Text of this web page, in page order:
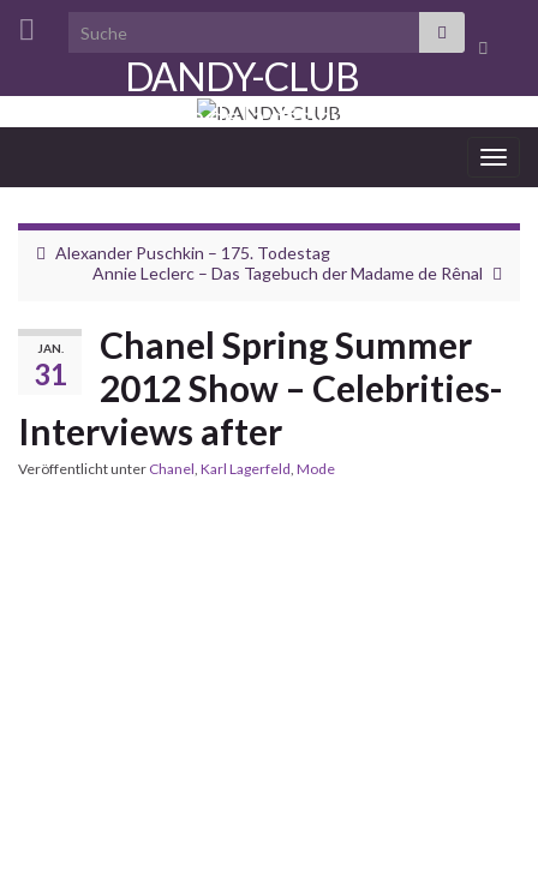
Search for:
DANDY-CLUB
aristocratie de la désinvolture
Alexander Puschkin – 175. Todestag
Annie Leclerc – Das Tagebuch der Madame de Rênal
JAN.
31
Chanel Spring Summer
2012 Show – Celebrities-
Interviews after
Veröffentlicht unter Chanel Karl Lagerfeld Mode